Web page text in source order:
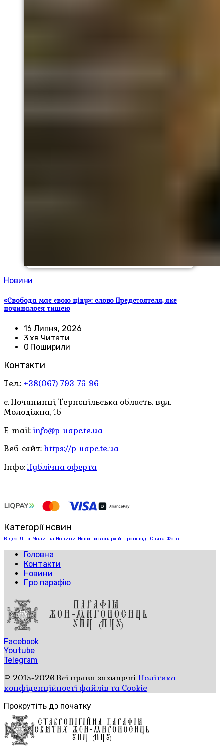
Новини
«Свобода має свою ціну»: слово Предстоятеля, яке
починалося тишею
16 Липня, 2026
3 хв Читати
0 Поширили
Контакти
Тел.: +38(067) 793-76-96
с. Почапинці, Тернопільська область. вул.
Молодіжна, 1б
E-mail: info@p-uapc.te.ua
Веб-сайт: https://p-uapc.te.ua
Інфо:Публічна оферта
Категорії новин
Відео Діти Молитва Новини Новини з єпархій Проповіді Свята Фото
Головна
Контакти
Новини
Про парафію
Facebook
Youtube
Telegram
© 2015-2026 Всі права захищені.Політика
конфіденційності файлів та Cookie
Прокрутіть до початку